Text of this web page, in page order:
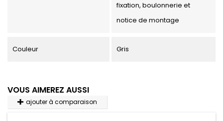
fixation, boulonnerie et
notice de montage
Couleur Gris
VOUS AIMEREZ AUSSI
ajouter à comparaison